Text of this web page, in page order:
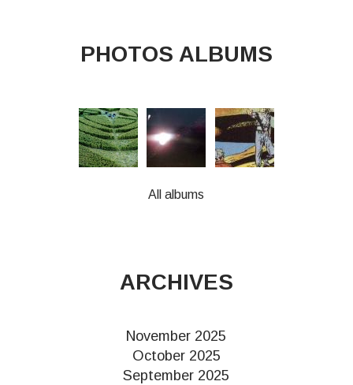
PHOTOS ALBUMS
All albums
ARCHIVES
November 2025
October 2025
September 2025